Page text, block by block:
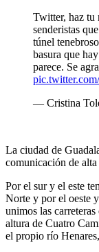
Twitter, haz tu
senderistas
túnel
basura que
parece. Se
— Cristina
La ciudad de
comunicación de
Por el sur y el este
Norte y por el oeste
unimos las
altura de Cuatro
el propio río